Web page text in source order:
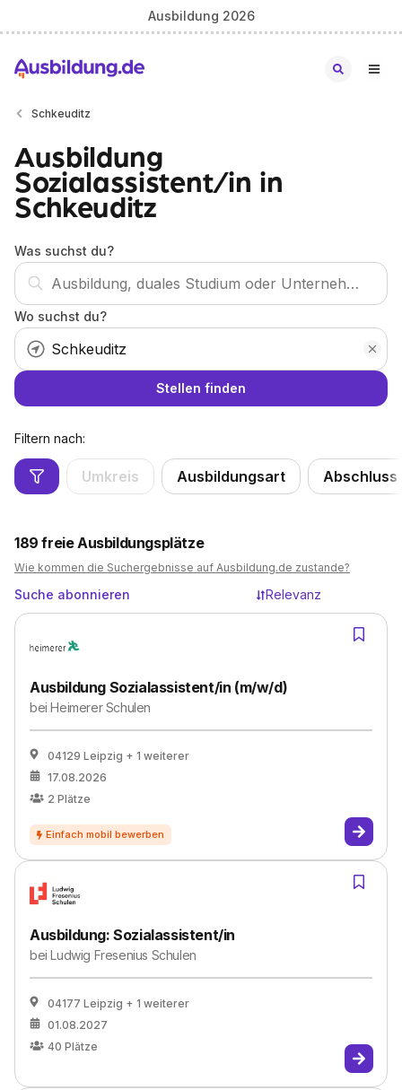
Ausbildung 2026
Schkeuditz
Ausbildung
Sozialassistent/in in
Schkeuditz
Was suchst du?
Wo suchst du?
Stellen finden
Filtern nach:
Umkreis Ausbildungsart Abschluss
189 freie Ausbildungsplätze
Wie kommen die Suchergebnisse auf Ausbildung.de zustande?
Suche abonnieren Relevanz
Ausbildung Sozialassistent/in (m/w/d)
beiHeimerer Schulen
04129 Leipzig + 1 weiterer
17.08.2026
2 Plätze
Ausbildung: Sozialassistent/in
beiLudwig Fresenius Schulen
04177 Leipzig + 1 weiterer
01.08.2027
40 Plätze